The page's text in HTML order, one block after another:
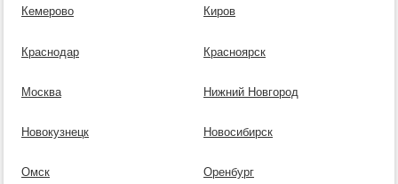
Кемерово Киров
Краснодар Красноярск
Москва Нижний Новгород
Новокузнецк Новосибирск
Омск Оренбург